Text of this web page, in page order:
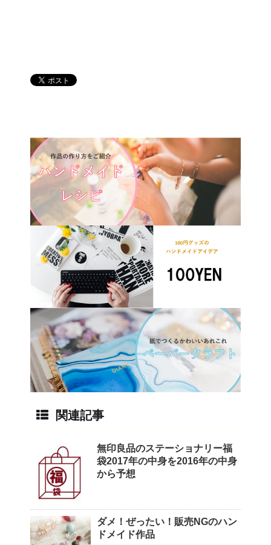
関連記事
無印良品のステーショナリー福
袋2017年の中身を2016年の中身
から予想
ダメ！ぜったい！販売NGのハン
ドメイド作品